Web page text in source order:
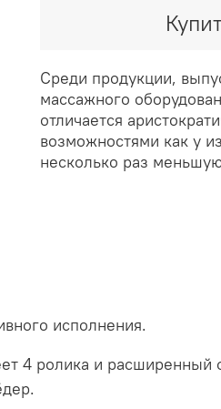
Среди продукции,
массажного
отличается
возможностями как у
несколько раз
исполнения.
4 ролика и расширенный